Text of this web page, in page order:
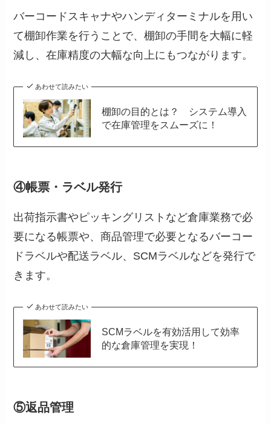
バーコードスキャナやハンディターミナルを用い
て棚卸作業を行うことで、棚卸の手間を大幅に軽
減し、在庫精度の大幅な向上にもつながります。
あわせて読みたい
棚卸の目的とは？ システム導入
で在庫管理をスムーズに！
④帳票・ラベル発行
出荷指示書やピッキングリストなど倉庫業務で必
要になる帳票や、商品管理で必要となるバーコー
ドラベルや配送ラベル、SCMラベルなどを発行で
きます。
あわせて読みたい
SCMラベルを有効活用して効率
的な倉庫管理を実現！
⑤返品管理